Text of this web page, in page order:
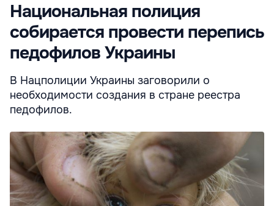
Национальная полиция
собирается провести перепись
педофилов Украины
В Нацполиции Украины заговорили о
необходимости создания в стране реестра
педофилов.